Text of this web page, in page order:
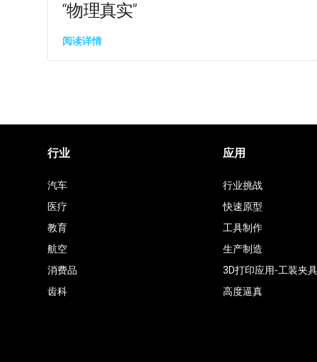
“物理真实”
阅读详情
行业
汽车
医疗
教育
航空
消费品
齿科
应用
行业挑战
快速原型
工具制作
生产制造
3D打印应用-工装夹具
高度逼真